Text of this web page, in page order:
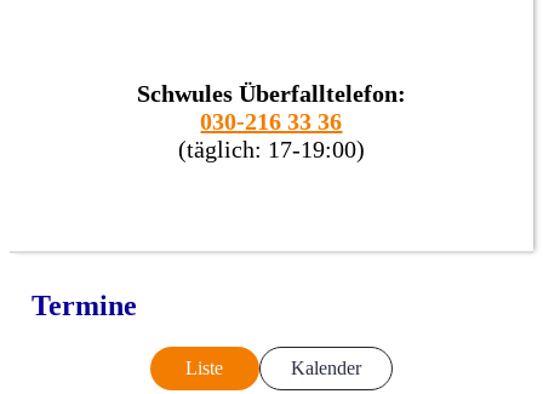
Schwules Überfalltelefon:
030-216 33 36
(täglich: 17-19:00)
Termine
Liste Kalender